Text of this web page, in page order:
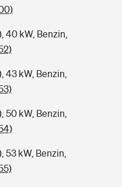
40 kW, Benzin,
43 kW, Benzin,
50 kW, Benzin,
53 kW, Benzin,